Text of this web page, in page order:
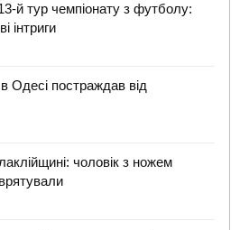
й тур чемпіонату з футболу:
інтриги
Одесі постраждав від
чоловік з ножем